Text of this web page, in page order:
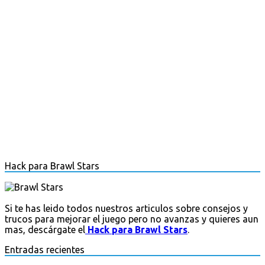
Hack para Brawl Stars
Si te has leido todos nuestros articulos sobre consejos y
trucos para mejorar el juego pero no avanzas y quieres aun
mas, descárgate el Hack para Brawl Stars.
Entradas recientes